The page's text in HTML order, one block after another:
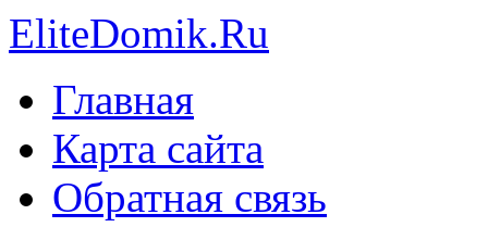
EliteDomik.Ru
Главная
Карта сайта
Обратная связь